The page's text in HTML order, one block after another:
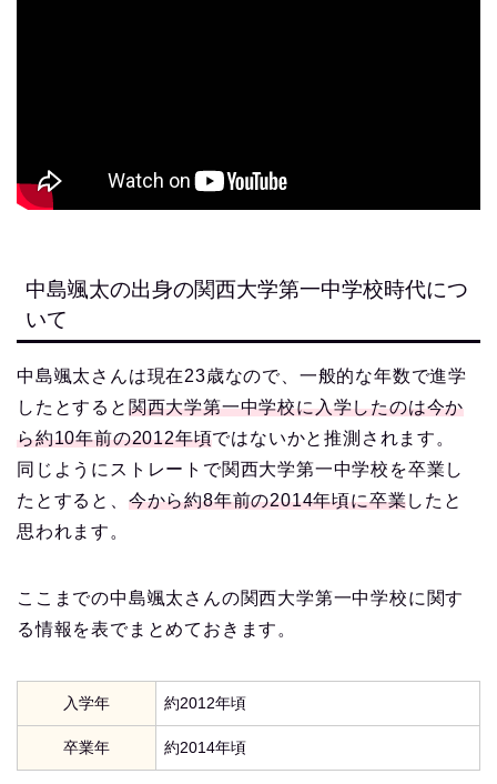
中島颯太の出身の関西大学第一中学校時代につ
いて
中島颯太さんは現在23歳なので、一般的な年数で進学
したとすると 関西大学第一中学校に入学したのは今か
ら約10年前の2012年頃ではないかと推測されます。
同じようにストレートで関西大学第一中学校を卒業し
たとすると、 今から約8年前の2014年頃に卒業したと
思われます。
ここまでの中島颯太さんの関西大学第一中学校に関す
る情報を表でまとめておきます。
入学年 約2012年頃
卒業年 約2014年頃